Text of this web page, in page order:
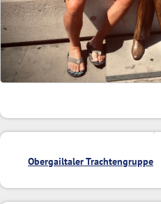
Obergailtaler Trachtengruppe